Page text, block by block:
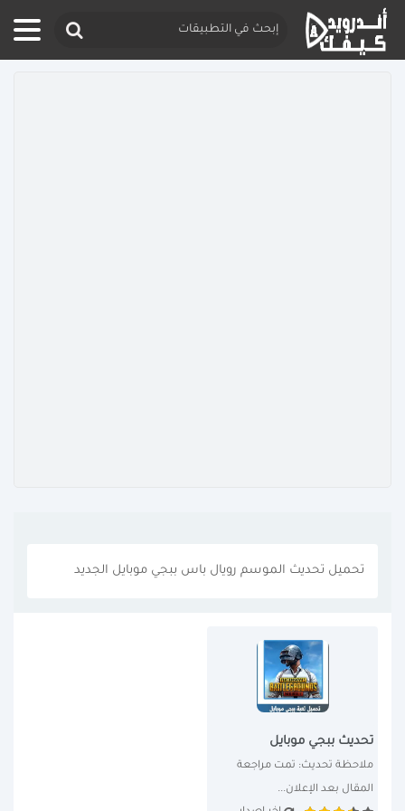
تحميل تحديث الموسم رويال باس ببجي موبايل الجديد
تحديث ببجي موبايل
المقال بعد الإعلان...